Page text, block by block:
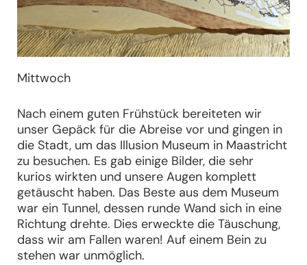
Mittwoch
Nach einem guten Frühstück bereiteten wir
unser Gepäck für die Abreise vor und gingen in
die Stadt, um das Illusion Museum in Maastricht
zu besuchen. Es gab einige Bilder, die sehr
kurios wirkten und unsere Augen komplett
getäuscht haben. Das Beste aus dem Museum
war ein Tunnel, dessen runde Wand sich in eine
Richtung drehte. Dies erweckte die Täuschung,
dass wir am Fallen waren! Auf einem Bein zu
stehen war unmöglich.